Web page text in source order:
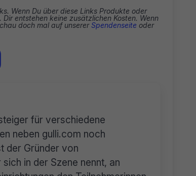
Wenn Du über diese Links Produkte oder
entstehen keine zusätzlichen Kosten. Wenn
doch mal auf unsererSpendenseite oder
für verschiedene
neben gulli.com noch
der Gründer von
in der Szene nennt, an